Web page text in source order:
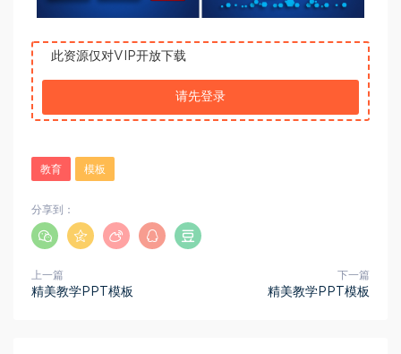
此资源仅对VIP开放下载
请先登录
教育 模板
分享到：
上一篇
精美教学PPT模板
下一篇
精美教学PPT模板